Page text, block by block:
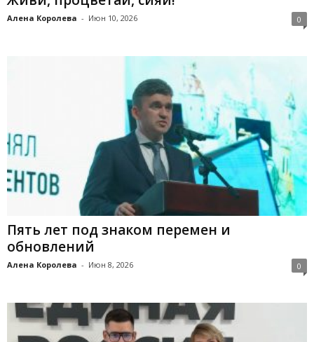
Алена Королева - Июн 10, 2026 0
Пять лет под знаком перемен и
обновлений
Алена Королева - Июн 8, 2026 0